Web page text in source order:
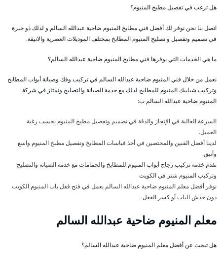
هل ترغب في تفصيل مطبخ المنيوم؟
اتصل بنا نحن نوفر لك أفضل فني مطابخ المنيوم ضاحية عبدالله السالم و لذلك ذو خبرة
في تصميم وتفصيل و تصليح المنيوم المطابخ بمختلف الموديلات العصرية والانيقة.
ما هي الخدمات التي يوفرها فني مطابخ المنيوم ضاحية عبدالله السالم؟
نعمل من خلال فني المنيوم ضاحية عبدالله السالم في تركيب وفك وصيانة أبواب المطابخ
وتركيب شبابيك المنيوم للمطابخ لذلك مع خدمة الصيانة والتصليح ونمتاز في شركة
المنيوم ضاحية عبدالله السالم ب:
السرعة العالية في الإنجاز والدقة في تصميم وتفصيل مطبخ المنيوم بحسب رغبة
العميل.
لدينا أفضل الفنين والمختصين في أخذ قياسات المطابخ وتفصيل مطبخ المنيوم واسع
وأنيق.
نقدم خدمة تركيب زجاج أبواب المنيوم للمطابخ والحمامات مع خدمة الصيانة والتصليح
وتركيب المنيوم شتر في الكويت
نوفر أفضل معلم المنيوم ضاحية عبدالله السالم يعمل في فتح قفل باب المنيوم الكويت
دون خدش الباب أو كسر القفل.
معلم المنيوم ضاحية عبدالله السالم
هل تبحث عن أفضل معلم المنيوم ضاحية عبدالله السالم؟